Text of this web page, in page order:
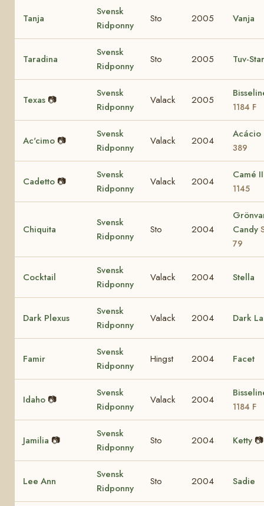
Tanja
Svensk
Ridponny
Sto 2005 Vanja
Taradina
Svensk
Ridponny
Sto 2005 Tuv-
Texas 📷
Svensk
Ridponny
Valack 2005
1184 F
Ac'cimo 📷
Svensk
Ridponny
Valack 2004
Acácio
389
Cadetto 📷
Svensk
Ridponny
Valack 2004
Camé
1145
Chiquita
Svensk
Ridponny
Sto 2004
Candy
79
Cocktail
Svensk
Ridponny
Valack 2004 Stella
Dark Plexus
Svensk
Ridponny
Valack 2004 Dark
Famir
Svensk
Ridponny
Hingst 2004 Facet
Idaho 📷
Svensk
Ridponny
Valack 2004
1184 F
Jamilia 📷
Svensk
Ridponny
Sto 2004 Ketty 📷
Lee Ann
Svensk
Ridponny
Sto 2004 Sadie